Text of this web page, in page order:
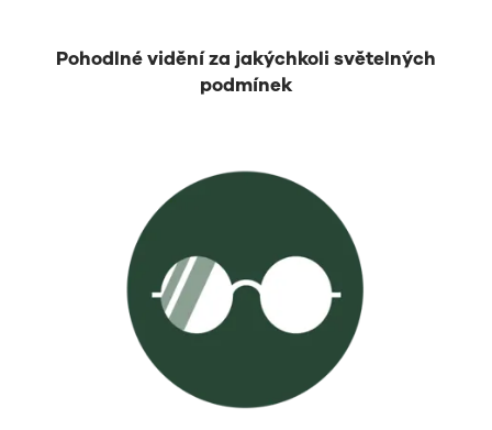
Pohodlné vidění za jakýchkoli světelných
podmínek